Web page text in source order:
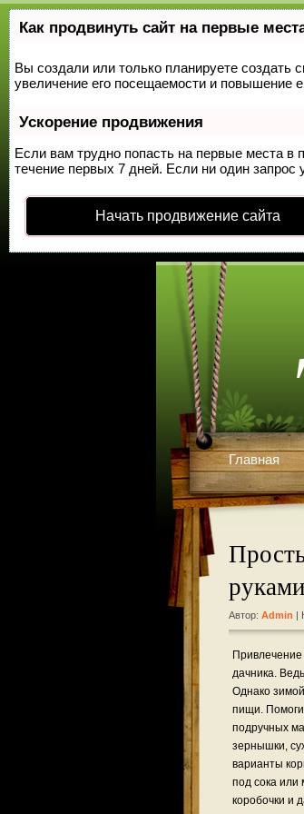
Как продвинуть сайт на первые
Вы создали или только планируете создать
увеличение его посещаемости и повышение
Ускорение продвижения
Если вам трудно попасть на первые места в
течение первых 7 дней. Если ни один запрос
Начать продвижение сайта
Главная
Автор: Admin |
дачника.
Однако
пищи.
подручных
зернышки,
варианты
под сока или
коробочки и